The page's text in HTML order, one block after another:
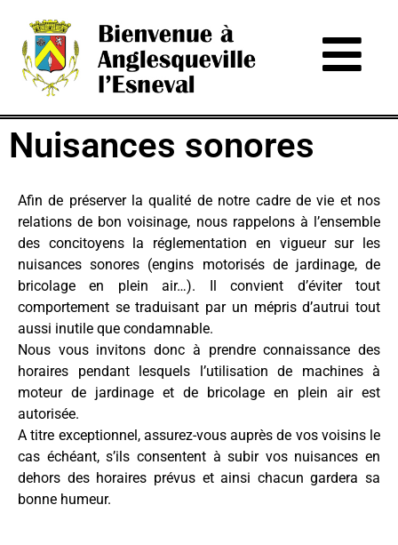
Nuisances sonores
Afin de préserver la qualité de notre cadre de vie et nos
relations de bon voisinage, nous rappelons à l’ensemble
des concitoyens la réglementation en vigueur sur les
nuisances sonores (engins motorisés de jardinage, de
bricolage en plein air…). Il convient d’éviter tout
comportement se traduisant par un mépris d’autrui tout
aussi inutile que condamnable.
Nous vous invitons donc à prendre connaissance des
horaires pendant lesquels l’utilisation de machines à
moteur de jardinage et de bricolage en plein air est
autorisée.
A titre exceptionnel, assurez-vous auprès de vos voisins le
cas échéant, s’ils consentent à subir vos nuisances en
dehors des horaires prévus et ainsi chacun gardera sa
bonne humeur.